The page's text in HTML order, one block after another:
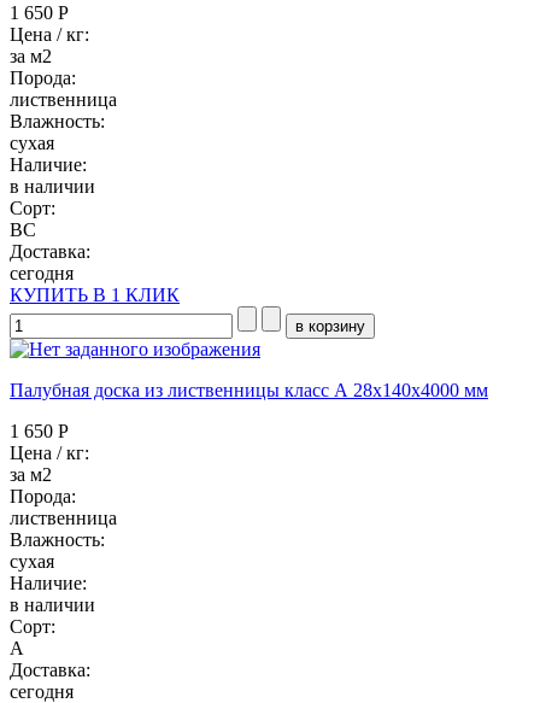
1 650 Р
Цена / кг:
за м2
Порода:
лиственница
Влажность:
сухая
Наличие:
в наличии
Сорт:
BC
Доставка:
сегодня
КУПИТЬ В 1 КЛИК
Палубная доска из лиственницы класс А 28x140x4000 мм
1 650 Р
Цена / кг:
за м2
Порода:
лиственница
Влажность:
сухая
Наличие:
в наличии
Сорт:
А
Доставка:
сегодня